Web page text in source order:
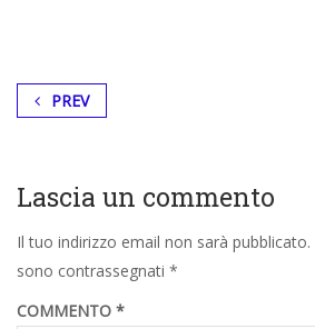
PREV
Lascia un commento
Il tuo indirizzo email non sarà pubblicato.
sono contrassegnati *
COMMENTO *